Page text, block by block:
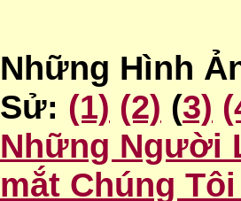
Những Hình
Sử: (1) (2) (3)
Những Người
mắt Chúng